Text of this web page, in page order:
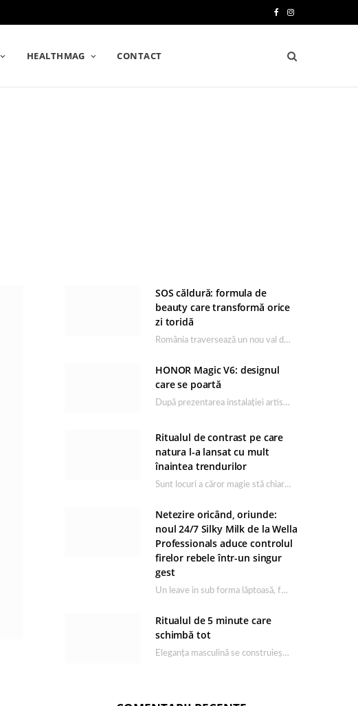
e
I
s
t
HEALTHMAG CONTACT
SOS căldură: formula de
beauty care transformă orice
zi toridă
România traversează un nou val de căldură, iar rutina de îngrijire capătă un rol esențial…
HONOR Magic V6: designul
care se poartă
După prezentarea instalației artistice semnată de Catrinel Săbăciag în cadrul evenimentului de lansare HONOR Magic…
Ritualul de contrast pe care
natura l-a lansat cu mult
înaintea trendurilor
Sunt locuri a căror magie stă chiar în firea lor naturală, iar Lacul Ursu din…
Netezire oricând, oriunde:
noul 24/7 Silky Milk de la Wella
Professionals aduce controlul
firelor rebele într-un singur
gest
Un leave in sub forma lăptoasă, fără clătire care completează rutina Ultimate Smooth și transformă…
Ritualul de 5 minute care
schimbă tot
Eleganța masculină se construiește dimineața, în câteva minute și cu produsele potrivite. O rutină de…